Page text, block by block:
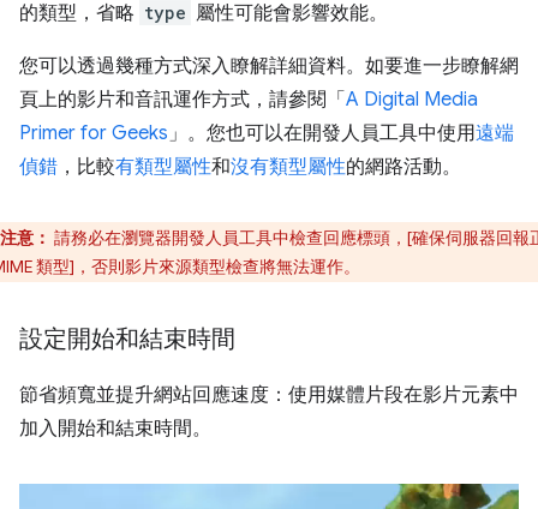
的類型，省略 type 屬性可能會影響效能。
您可以透過幾種方式深入瞭解詳細資料。如要進一步瞭解網
頁上的影片和音訊運作方式，請參閱「 A Digital Media
Primer for Geeks」。您也可以在開發人員工具中使用遠端
偵錯 ，比較有類型屬性和沒有類型屬性的網路活動。
注意： 請務必在瀏覽器開發人員工具中檢查回應標頭，[確保伺服器回報
類型]，否則影片來源類型檢查將無法運作。
設定開始和結束時間
節省頻寬並提升網站回應速度：使用媒體片段在影片元素中
加入開始和結束時間。